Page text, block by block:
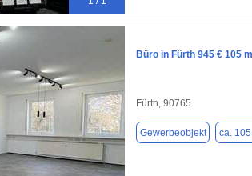
Büro in Fürth 945 € 105
Fürth, 90765
Gewerbeobjekt ca.